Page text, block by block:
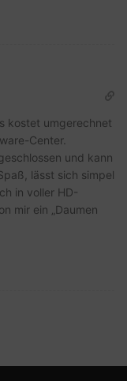
kostet umgerechnet
Center.
und kann
lässt sich simpel
in voller HD-
mir ein „Daumen